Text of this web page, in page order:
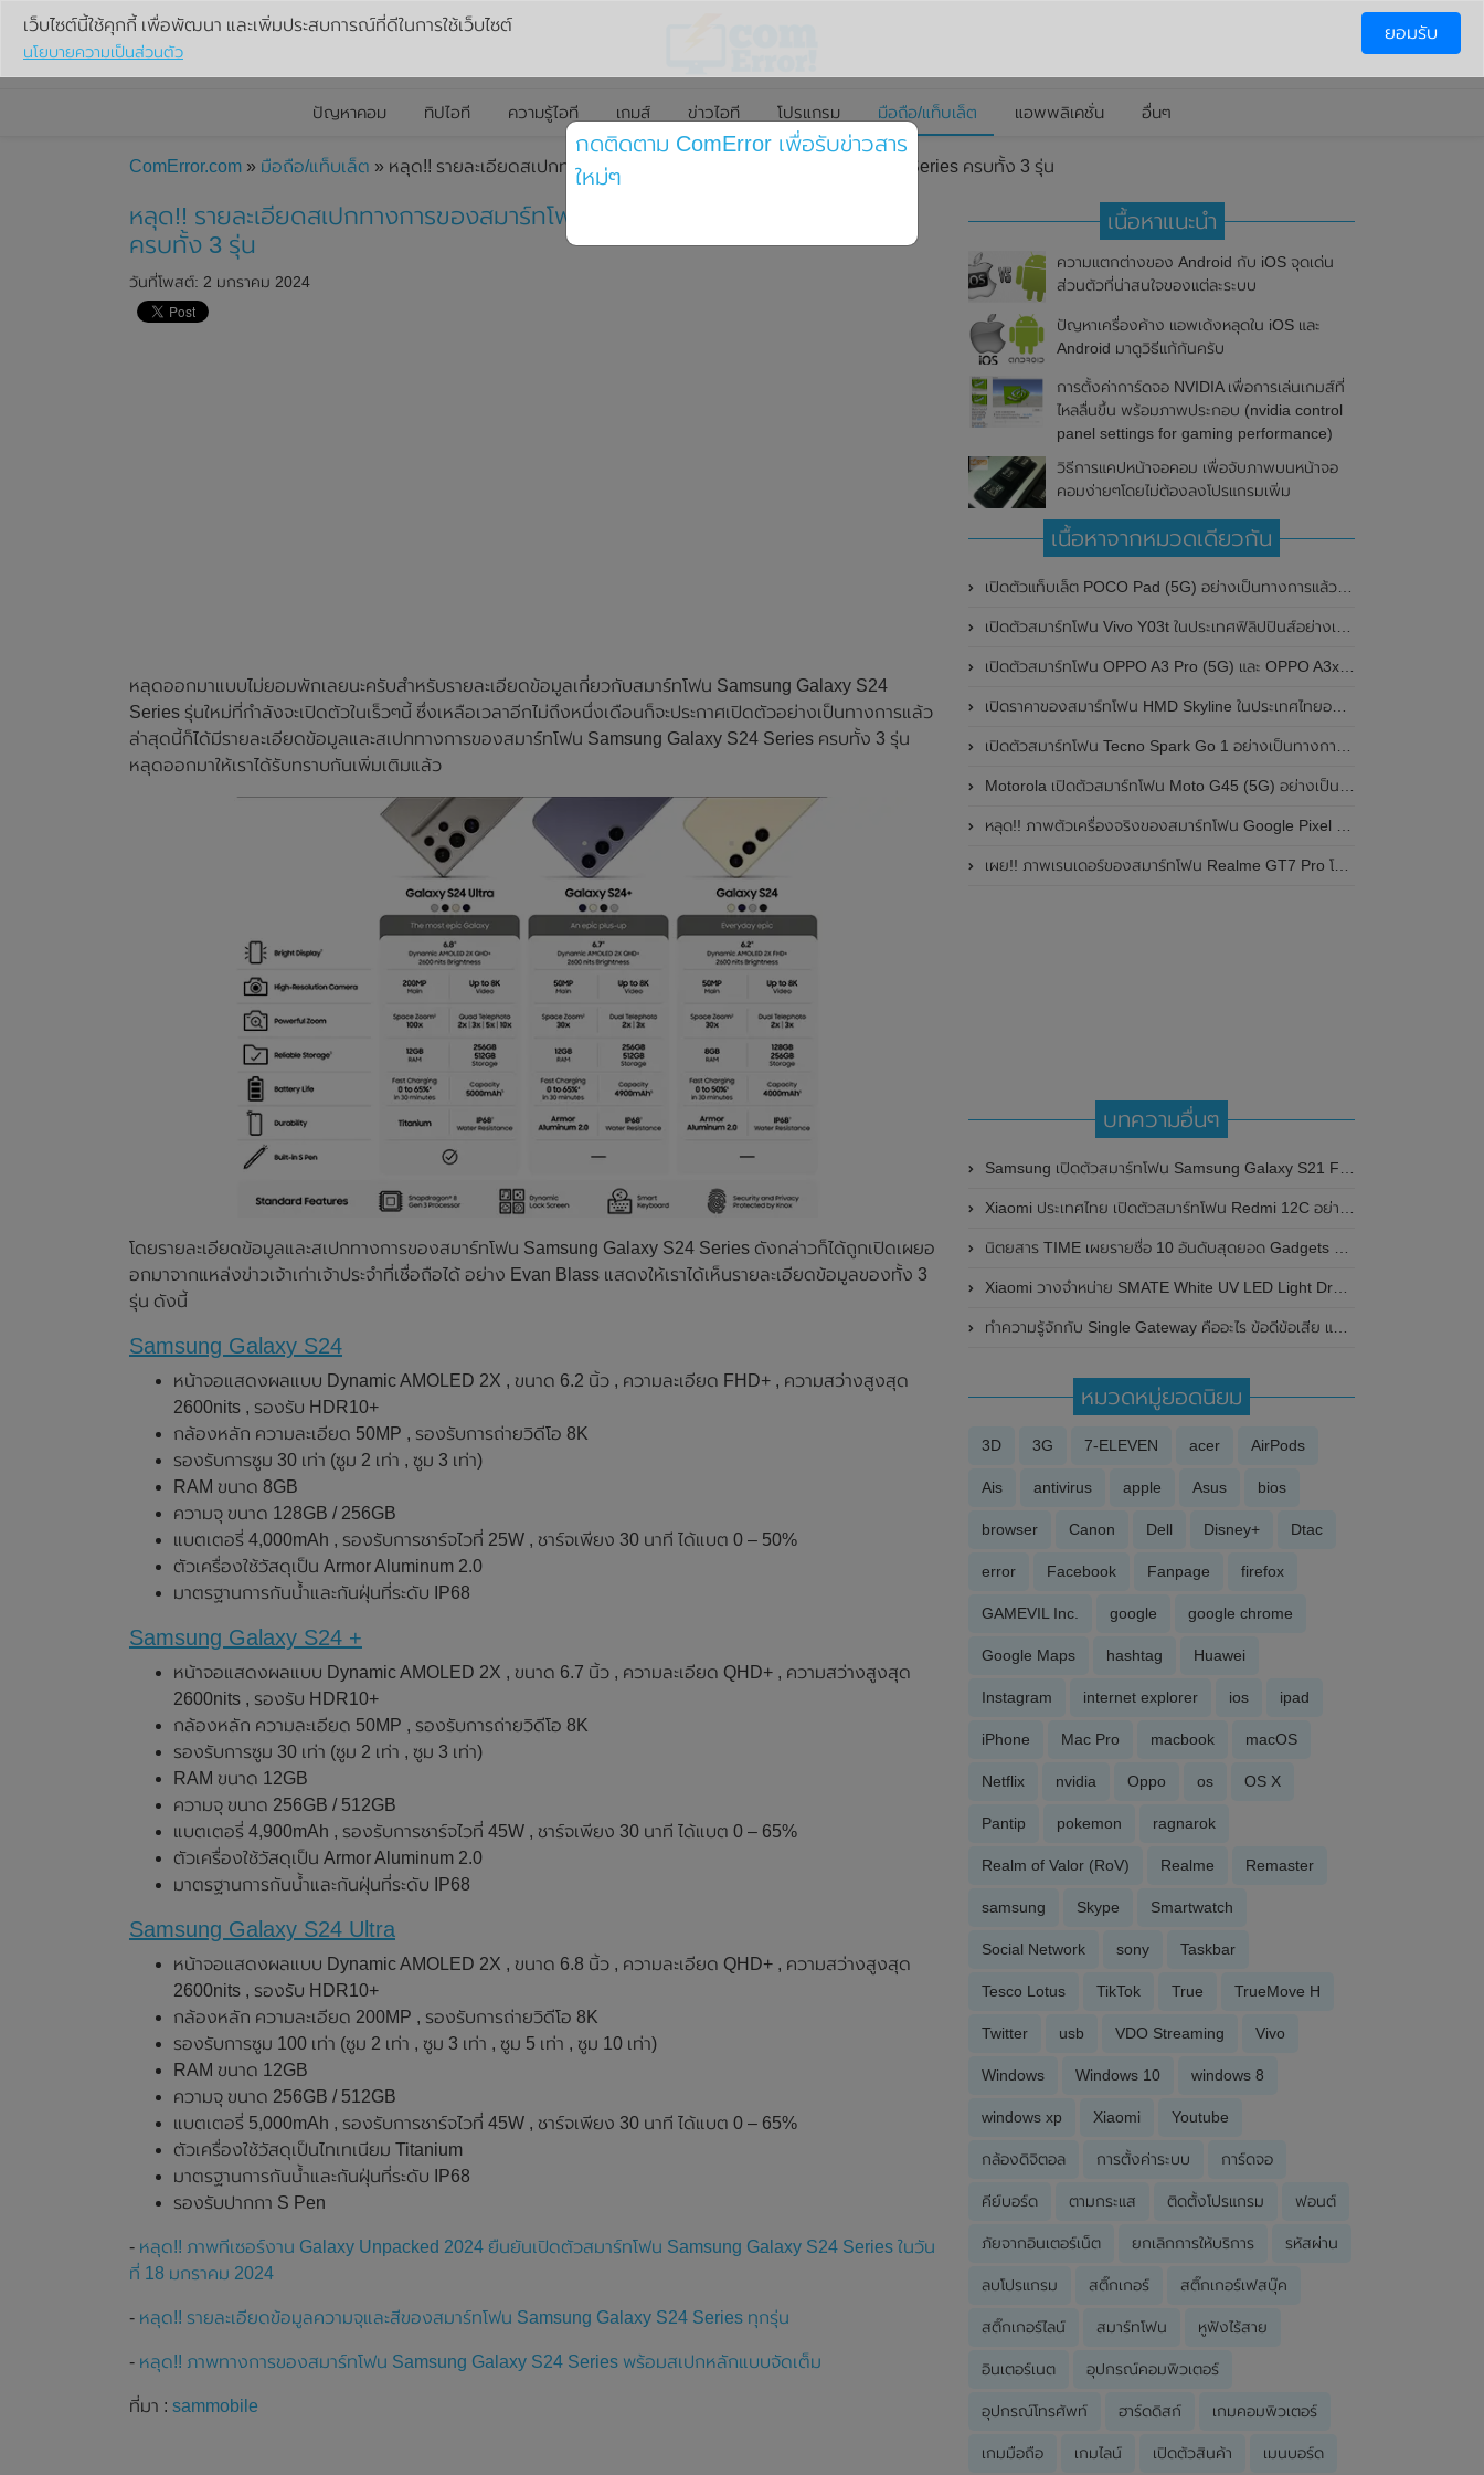
ปัญหาคอม ทิปไอที ความรู้ไอที เกมส์ ข่าวไอที โปรแกรม มือถือ/แท็บเล็ต แอพพลิเคชั่น อื่นๆ
ComError.com » มือถือ/แท็บเล็ต » หลุด!! รายละเอียดสเปกทางการของสมาร์ทโฟน Samsung Galaxy S24 Series ครบทั้ง 3 รุ่น
หลุด!! รายละเอียดสเปกทางการของสมาร์ทโฟน Samsung Galaxy S24 Series
ครบทั้ง 3 รุ่น
วันที่โพสต์: 2 มกราคม 2024
หลุดออกมาแบบไม่ยอมพักเลยนะครับสำหรับรายละเอียดข้อมูลเกี่ยวกับสมาร์ทโฟน Samsung Galaxy S24
Series รุ่นใหม่ที่กำลังจะเปิดตัวในเร็วๆนี้ ซึ่งเหลือเวลาอีกไม่ถึงหนึ่งเดือนก็จะประกาศเปิดตัวอย่างเป็นทางการแล้ว
ล่าสุดนี้ก็ได้มีรายละเอียดข้อมูลและสเปกทางการของสมาร์ทโฟน Samsung Galaxy S24 Series ครบทั้ง 3 รุ่น
หลุดออกมาให้เราได้รับทราบกันเพิ่มเติมแล้ว
โดยรายละเอียดข้อมูลและสเปกทางการของสมาร์ทโฟน Samsung Galaxy S24 Series ดังกล่าวก็ได้ถูกเปิดเผยอ
อกมาจากแหล่งข่าวเจ้าเก่าเจ้าประจำที่เชื่อถือได้ อย่าง Evan Blass แสดงให้เราได้เห็นรายละเอียดข้อมูลของทั้ง 3
รุ่น ดังนี้
Samsung Galaxy S24
หน้าจอแสดงผลแบบ Dynamic AMOLED 2X , ขนาด 6.2 นิ้ว , ความละเอียด FHD+ , ความสว่างสูงสุด
2600nits , รองรับ HDR10+
กล้องหลัก ความละเอียด 50MP , รองรับการถ่ายวิดีโอ 8K
รองรับการซูม 30 เท่า (ซูม 2 เท่า , ซูม 3 เท่า)
RAM ขนาด 8GB
ความจุ ขนาด 128GB / 256GB
แบตเตอรี่ 4,000mAh , รองรับการชาร์จไวที่ 25W , ชาร์จเพียง 30 นาที ได้แบต 0 – 50%
ตัวเครื่องใช้วัสดุเป็น Armor Aluminum 2.0
มาตรฐานการกันน้ำและกันฝุ่นที่ระดับ IP68
Samsung Galaxy S24 +
หน้าจอแสดงผลแบบ Dynamic AMOLED 2X , ขนาด 6.7 นิ้ว , ความละเอียด QHD+ , ความสว่างสูงสุด
2600nits , รองรับ HDR10+
กล้องหลัก ความละเอียด 50MP , รองรับการถ่ายวิดีโอ 8K
รองรับการซูม 30 เท่า (ซูม 2 เท่า , ซูม 3 เท่า)
RAM ขนาด 12GB
ความจุ ขนาด 256GB / 512GB
แบตเตอรี่ 4,900mAh , รองรับการชาร์จไวที่ 45W , ชาร์จเพียง 30 นาที ได้แบต 0 – 65%
ตัวเครื่องใช้วัสดุเป็น Armor Aluminum 2.0
มาตรฐานการกันน้ำและกันฝุ่นที่ระดับ IP68
Samsung Galaxy S24 Ultra
หน้าจอแสดงผลแบบ Dynamic AMOLED 2X , ขนาด 6.8 นิ้ว , ความละเอียด QHD+ , ความสว่างสูงสุด
2600nits , รองรับ HDR10+
กล้องหลัก ความละเอียด 200MP , รองรับการถ่ายวิดีโอ 8K
รองรับการซูม 100 เท่า (ซูม 2 เท่า , ซูม 3 เท่า , ซูม 5 เท่า , ซูม 10 เท่า)
RAM ขนาด 12GB
ความจุ ขนาด 256GB / 512GB
แบตเตอรี่ 5,000mAh , รองรับการชาร์จไวที่ 45W , ชาร์จเพียง 30 นาที ได้แบต 0 – 65%
ตัวเครื่องใช้วัสดุเป็นไทเทเนียม Titanium
มาตรฐานการกันน้ำและกันฝุ่นที่ระดับ IP68
รองรับปากกา S Pen
- หลุด!! ภาพทีเซอร์งาน Galaxy Unpacked 2024 ยืนยันเปิดตัวสมาร์ทโฟน Samsung Galaxy S24 Series ในวัน
ที่ 18 มกราคม 2024
- หลุด!! รายละเอียดข้อมูลความจุและสีของสมาร์ทโฟน Samsung Galaxy S24 Series ทุกรุ่น
- หลุด!! ภาพทางการของสมาร์ทโฟน Samsung Galaxy S24 Series พร้อมสเปกหลักแบบจัดเต็ม
ที่มา : sammobile
เนื้อหาแนะนำ
ความแตกต่างของ Android กับ iOS จุดเด่น
ส่วนตัวที่น่าสนใจของแต่ละระบบ
ปัญหาเครื่องค้าง แอพเด้งหลุดใน iOS และ
Android มาดูวิธีแก้กันครับ
การตั้งค่าการ์ดจอ NVIDIA เพื่อการเล่นเกมส์ที่
ไหลลื่นขึ้น พร้อมภาพประกอบ (nvidia control
panel settings for gaming performance)
วิธีการแคปหน้าจอคอม เพื่อจับภาพบนหน้าจอ
คอมง่ายๆโดยไม่ต้องลงโปรแกรมเพิ่ม
เนื้อหาจากหมวดเดียวกัน
เปิดตัวแท็บเล็ต POCO Pad (5G) อย่างเป็นทางการแล้วในประเทศอินเดีย มาพร้อมชิปเซ็ต Snapdragon 7s Gen 2 ของ Qualcomm และรองรับเครือข่าย 5G
เปิดตัวสมาร์ทโฟน Vivo Y03t ในประเทศฟิลิปปินส์อย่างเป็นทางการแล้ว มาพร้อมชิปเซ็ต Unisoc T612 , กล้องหลัง ความละเอียด 13MP , แบตเตอรี่ 5,000mAh และหน้าจอแสดงผล LCD / 90Hz
เปิดตัวสมาร์ทโฟน OPPO A3 Pro (5G) และ OPPO A3x ในประเทศไทยอย่างเป็นทางการแล้ว ในราคาเริ่มต้นเพียง 3,999 บาท
เปิดราคาของสมาร์ทโฟน HMD Skyline ในประเทศไทยอย่างเป็นทางการแล้ว ราคา 14,990 บาท
เปิดตัวสมาร์ทโฟน Tecno Spark Go 1 อย่างเป็นทางการแล้ว มาพร้อมหน้าจอแสดงผล LCD / 120Hz , แบตเตอรี่ 5,000mAh และใช้ชิปเซ็ต Unisoc
Motorola เปิดตัวสมาร์ทโฟน Moto G45 (5G) อย่างเป็นทางการแล้วในอินเดีย
หลุด!! ภาพตัวเครื่องจริงของสมาร์ทโฟน Google Pixel 9a โชว์ดีไซน์ใหม่ กล้องหลังแบนราบ ไม่มีกรอบของกล้องแล้ว
เผย!! ภาพเรนเดอร์ของสมาร์ทโฟน Realme GT7 Pro โชว์ให้เห็นดีไซน์ใหม่ พร้อมเผยรายละเอียดสเปกที่สำคัญบางส่วน
บทความอื่นๆ
Samsung เปิดตัวสมาร์ทโฟน Samsung Galaxy S21 FE (5G) อย่างเป็นทางการแล้ว ในราคาเริ่มต้นเพียง 22,900 บาท
Xiaomi ประเทศไทย เปิดตัวสมาร์ทโฟน Redmi 12C อย่างเป็นทางการแล้ว ในราคาเริ่มต้นเพียง 4,499 บาท
นิตยสาร TIME เผยรายชื่อ 10 อันดับสุดยอด Gadgets ที่ยอดเยี่ยมแห่งทศวรรษ
Xiaomi วางจำหน่าย SMATE White UV LED Light Drying Sterilizer อุปกรณ์ฆ่าเชื้อแบคทีเรียด้วยรังสี UV
ทำความรู้จักกับ Single Gateway คืออะไร ข้อดีข้อเสีย และผลกระทบที่อาจเกิดขึ้นหากมีการเปิดใช้งานซิงเกิล เกตเวย์จริง
หมวดหมู่ยอดนิยม
3D 3G 7-ELEVEN acer AirPods
Ais antivirus apple Asus bios
browser Canon Dell Disney+ Dtac
error Facebook Fanpage firefox
GAMEVIL Inc. google google chrome
Google Maps hashtag Huawei
Instagram internet explorer ios ipad
iPhone Mac Pro macbook macOS
Netflix nvidia Oppo os OS X
Pantip pokemon ragnarok
Realm of Valor (RoV) Realme Remaster
samsung Skype Smartwatch
Social Network sony Taskbar
Tesco Lotus TikTok True TrueMove H
Twitter usb VDO Streaming Vivo
Windows Windows 10 windows 8
windows xp Xiaomi Youtube
กล้องดิจิตอล การตั้งค่าระบบ การ์ดจอ
คีย์บอร์ด ตามกระแส ติดตั้งโปรแกรม ฟอนต์
ภัยจากอินเตอร์เน็ต ยกเลิกการให้บริการ รหัสผ่าน
ลบโปรแกรม สติ๊กเกอร์ สติ๊กเกอร์เฟสบุ๊ค
สติ๊กเกอร์ไลน์ สมาร์ทโฟน หูฟังไร้สาย
อินเตอร์เนต อุปกรณ์คอมพิวเตอร์
อุปกรณ์โทรศัพท์ ฮาร์ดดิสก์ เกมคอมพิวเตอร์
เกมมือถือ เกมไลน์ เปิดตัวสินค้า เมนบอร์ด
เว็บไซต์นี้ใช้คุกกี้ เพื่อพัฒนา และเพิ่มประสบการณ์ที่ดีในการใช้เว็บไซต์
นโยบายความเป็นส่วนตัว
ยอมรับ
กดติดตาม ComError เพื่อรับข่าวสาร
ใหม่ๆ